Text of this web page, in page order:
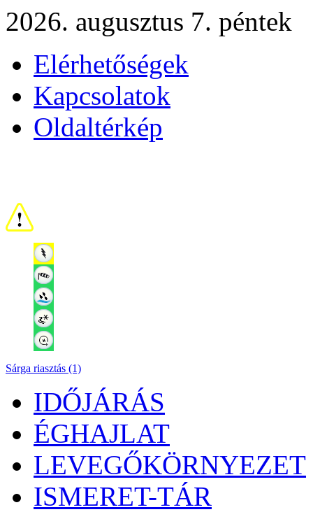
2026. augusztus 7. péntek
Elérhetőségek
Kapcsolatok
Oldaltérkép
Sárga riasztás (1)
IDŐJÁRÁS
ÉGHAJLAT
LEVEGŐKÖRNYEZET
ISMERET-TÁR